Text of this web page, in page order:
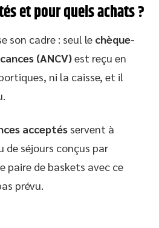
et pour quels achats ?
son cadre : seul le chèque-
(ANCV)est reçu en
ni la caisse, et il
acceptés servent à
de séjours conçus par
paire de baskets avec ce
prévu.